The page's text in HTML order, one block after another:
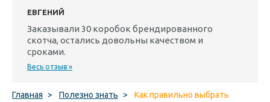
ЕВГЕНИЙ
Заказывали 30 коробок брендированного
скотча, остались довольны качеством и
сроками.
Весь отзыв »
Главная > Полезно знать >
Как правильно выбрать